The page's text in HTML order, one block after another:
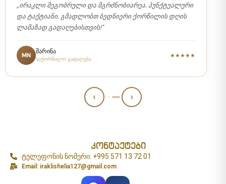
„ირაკლი მეგობრული და მგრძნობიარეა. პუნქტუალური
და ტაქტიანი. გმადლობთ ბედნიერი ქორწილის დღის
ლამაზად გადაღებისთვის!"
MN მარინა
საქორწილო გადაღება
★★★★★
‹ ›
კონტაქტები
ტელეფონის ნომერი: +995 571 13 72 01
Email: iraklishelia127@gmail.com